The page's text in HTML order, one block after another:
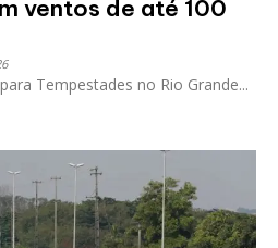
ventos de até 100
Tempestades no Rio Grande...